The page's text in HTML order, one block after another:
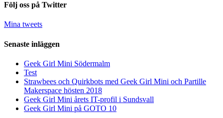
Följ oss på Twitter
Mina tweets
Senaste inläggen
Geek Girl Mini Södermalm
Test
Strawbees och Quirkbots med Geek Girl Mini och Partille
Makerspace hösten 2018
Geek Girl Mini årets IT-profil i Sundsvall
Geek Girl Mini på GOTO 10